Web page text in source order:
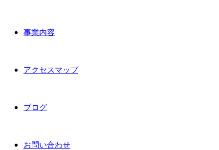
事業内容
アクセスマップ
ブログ
お問い合わせ